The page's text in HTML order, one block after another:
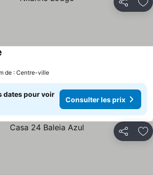
Partager
de : Centre-ville
dates pour voir
Consulter les prix
Partager